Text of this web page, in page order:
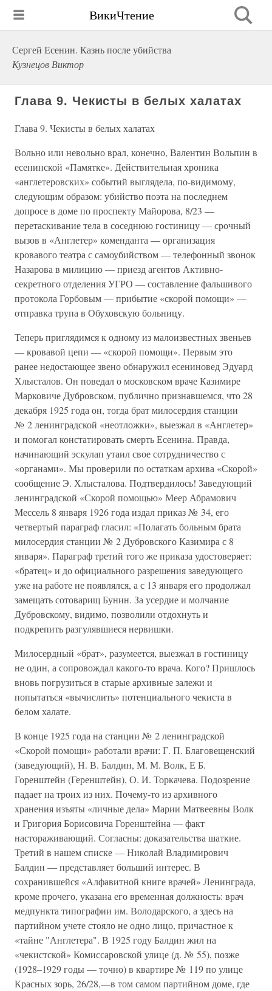
ВикиЧтение
Сергей Есенин. Казнь после убийства
Кузнецов Виктор
Глава 9. Чекисты в белых халатах
Глава 9. Чекисты в белых халатах
Вольно или невольно врал, конечно, Валентин Вольпин в
есенинской «Памятке». Действительная хроника
«англетеровских» событий выглядела, по-видимому,
следующим образом: убийство поэта на последнем
допросе в доме по проспекту Майорова, 8/23 —
перетаскивание тела в соседнюю гостиницу — срочный
вызов в «Англетер» коменданта — организация
кровавого театра с самоубийством — телефонный звонок
Назарова в милицию — приезд агентов Активно-
секретного отделения УГРО — составление фальшивого
протокола Горбовым — прибытие «скорой помощи» —
отправка трупа в Обуховскую больницу.
Теперь приглядимся к одному из малоизвестных звеньев
— кровавой цепи — «скорой помощи». Первым это
ранее недостающее звено обнаружил есениновед Эдуард
Хлысталов. Он поведал о московском враче Казимире
Марковиче Дубровском, публично признавшемся, что 28
декабря 1925 года он, тогда брат милосердия станции
№ 2 ленинградской «неотложки», выезжал в «Англетер»
и помогал констатировать смерть Есенина. Правда,
начинающий эскулап утаил свое сотрудничество с
«органами». Мы проверили по остаткам архива «Скорой»
сообщение Э. Хлысталова. Подтвердилось! Заведующий
ленинградской «Скорой помощью» Меер Абрамович
Мессель 8 января 1926 года издал приказ № 34, его
четвертый параграф гласил: «Полагать больным брата
милосердия станции № 2 Дубровского Казимира с 8
января». Параграф третий того же приказа удостоверяет:
«братец» и до официального разрешения заведующего
уже на работе не появлялся, а с 13 января его продолжал
замещать сотоварищ Бунин. За усердие и молчание
Дубровскому, видимо, позволили отдохнуть и
подкрепить разгулявшиеся нервишки.
Милосердный «брат», разумеется, выезжал в гостиницу
не один, а сопровождал какого-то врача. Кого? Пришлось
вновь погрузиться в старые архивные залежи и
попытаться «вычислить» потенциального чекиста в
белом халате.
В конце 1925 года на станции № 2 ленинградской
«Скорой помощи» работали врачи: Г. П. Благовещенский
(заведующий), Н. В. Балдин, М. М. Волк, Е Б.
Горенштейн (Геренштейн), О. И. Торкачева. Подозрение
падает на троих из них. Почему-то из архивного
хранения изъяты «личные дела» Марии Матвеевны Волк
и Григория Борисовича Горенштейна — факт
настораживающий. Согласны: доказательства шаткие.
Третий в нашем списке — Николай Владимирович
Балдин — представляет больший интерес. В
сохранившейся «Алфавитной книге врачей» Ленинграда,
кроме прочего, указана его временная должность: врач
медпункта типографии им. Володарского, а здесь на
партийном учете стояло не одно лицо, причастное к
«тайне "Англетера". В 1925 году Балдин жил на
«чекистской» Комиссаровской улице (д. № 55), позже
(1928–1929 годы — точно) в квартире № 119 по улице
Красных зорь, 26/28,—в том самом партийном доме, где